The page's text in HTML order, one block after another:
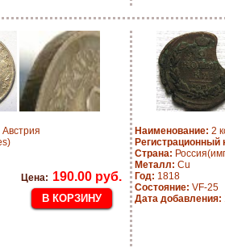
Цена: 190.00 руб.
Наименование: 2
Регистрационный
Страна:
Металл: Cu
Год: 1818
Состояние: VF-25
Дата добавления: